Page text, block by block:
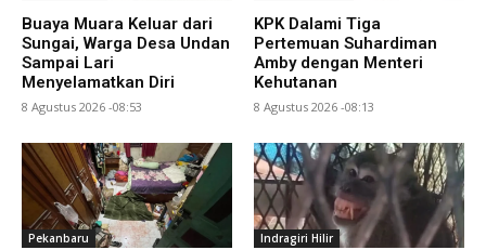
Buaya Muara Keluar dari
Sungai, Warga Desa Undan
Sampai Lari
Menyelamatkan Diri
8 Agustus 2026 -08:53
KPK Dalami Tiga
Pertemuan Suhardiman
Amby dengan Menteri
Kehutanan
8 Agustus 2026 -08:13
Pekanbaru Indragiri Hilir